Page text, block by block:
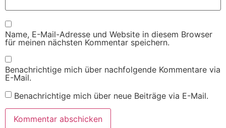
Name, E-Mail-Adresse und Website in diesem Browser
für meinen nächsten Kommentar speichern.
Benachrichtige mich über nachfolgende Kommentare via
E-Mail.
Benachrichtige mich über neue Beiträge via E-Mail.